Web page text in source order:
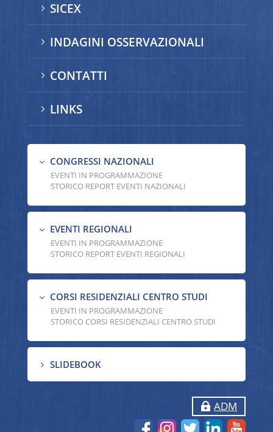
5 SICEX
5 INDAGINI OSSERVAZIONALI
5 CONTATTI
5 LINKS
3 CONGRESSI NAZIONALI
EVENTI IN PROGRAMMAZIONE
STORICO REPORT EVENTI NAZIONALI
3 EVENTI REGIONALI
EVENTI IN PROGRAMMAZIONE
STORICO REPORT EVENTI REGIONALI
3 CORSI RESIDENZIALI CENTRO STUDI
EVENTI IN PROGRAMMAZIONE
STORICO CORSI RESIDENZIALI CENTRO STUDI
5 SLIDEBOOK
ADM